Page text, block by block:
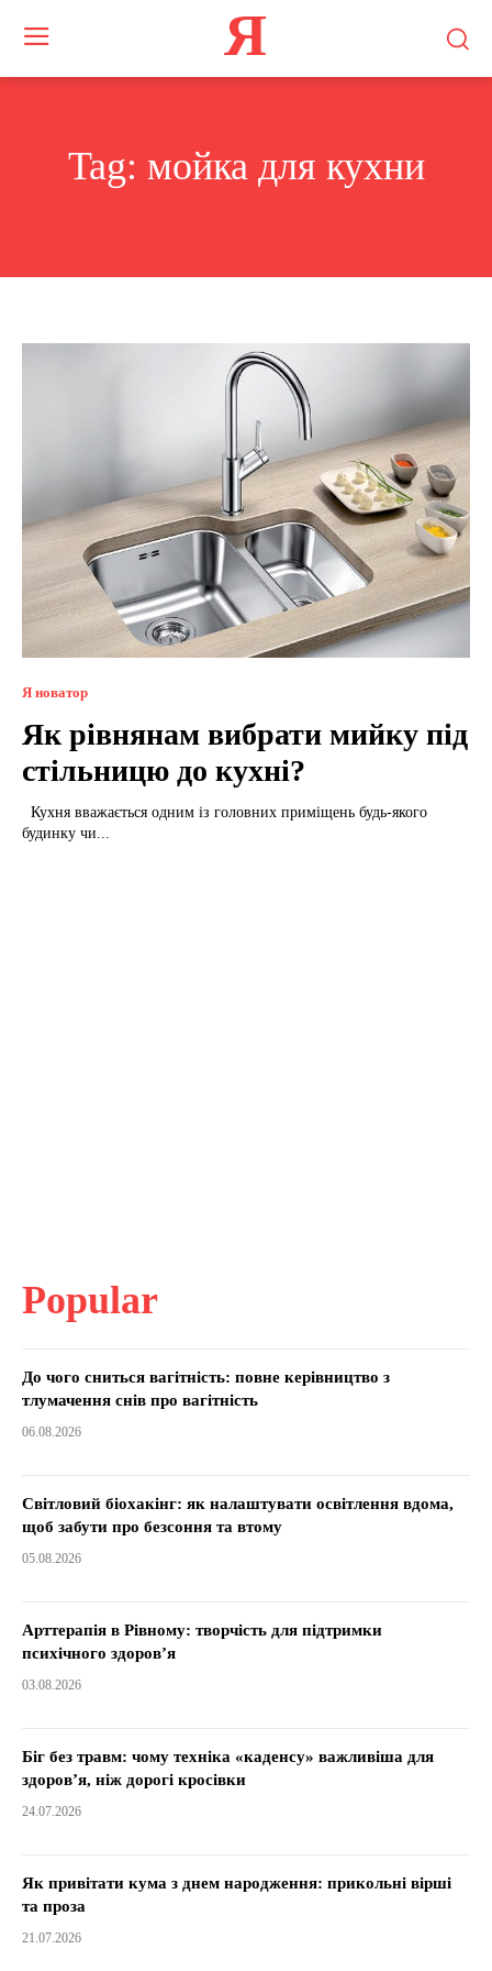
Я
Tag: мойка для кухни
Я новатор
Як рівнянам вибрати мийку під
стільницю до кухні?
будинку чи...
Popular
До чого сниться вагітність: повне керівництво з
тлумачення снів про вагітність
06.08.2026
Світловий біохакінг: як налаштувати освітлення вдома,
щоб забути про безсоння та втому
05.08.2026
Арттерапія в Рівному: творчість для підтримки
психічного здоров’я
03.08.2026
Біг без травм: чому техніка «каденсу» важливіша для
здоров’я, ніж дорогі кросівки
24.07.2026
Як привітати кума з днем народження: прикольні вірші
та проза
21.07.2026